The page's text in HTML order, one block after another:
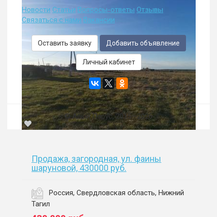
Продажа, загородная, ул. фаины
шаруновой, 430000 руб.
Россия, Свердловская область, Нижний
Тагил
Новости Статьи Вопросы-ответы Отзывы
Связаться с нами Вакансии
Оставить заявку Добавить объявление
Личный кабинет
© Алый Парус, 2015—2026